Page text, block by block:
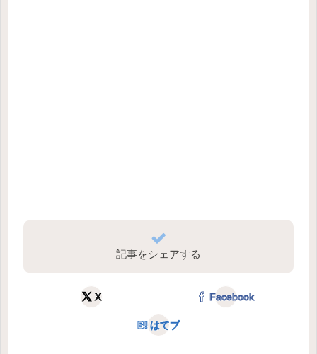
記事をシェアする
X Facebook
はてブ